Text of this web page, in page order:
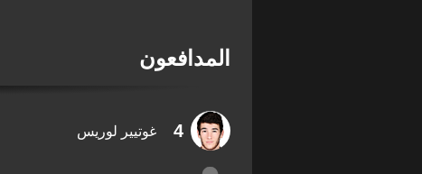
المدافعون
4 غوتيير لوريس